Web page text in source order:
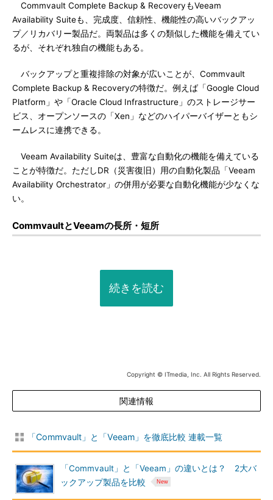
Commvault Complete Backup & RecoveryもVeeam
Availability Suiteも、完成度、信頼性、機能性の高いバックアッ
プ／リカバリー製品だ。両製品は多くの類似した機能を備えてい
るが、それぞれ独自の機能もある。
バックアップと重複排除の対象が広いことが、Commvault
Complete Backup & Recoveryの特徴だ。例えば「Google Cloud
Platform」や「Oracle Cloud Infrastructure」のストレージサー
ビス、オープンソースの「Xen」などのハイパーバイザーともシ
ームレスに連携できる。
Veeam Availability Suiteは、豊富な自動化の機能を備えている
ことが特徴だ。ただしDR（災害復旧）用の自動化製品「Veeam
Availability Orchestrator」の併用が必要な自動化機能が少なくな
い。
CommvaultとVeeamの長所・短所
続きを読む
Copyright © ITmedia, Inc. All Rights Reserved.
関連情報
「Commvault」と「Veeam」を徹底比較 連載一覧
「Commvault」と「Veeam」の違いとは？ 2大バ
ックアップ製品を比較